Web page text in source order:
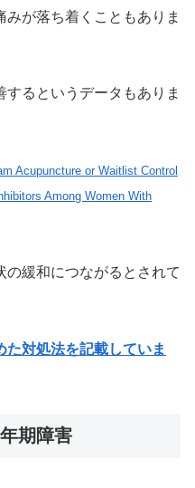
が落ち着くこともありま
るというデータもありま
Acupuncture or Waitlist Control
Among Women With
の緩和につながるとされて
た対処法を記載していま
期障害